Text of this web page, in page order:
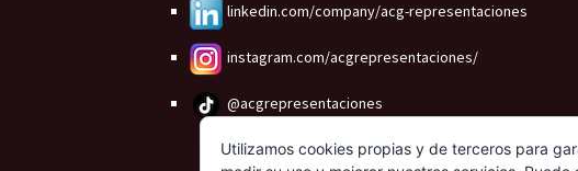
linkedin.com/company/acg-representaciones
instagram.com/acgrepresentaciones/
@acgrepresentaciones
Utilizamos cookies propias y de terceros para